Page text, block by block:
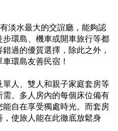
淡水最大的交誼廳，能夠認
環島、機車或開車旅行等都
過的優質選擇，除此之外，
環島友善民宿！
人、雙人和親子家庭套房等
。多人房內的每個床位備有
自在享受獨處時光。而套房
使旅人能在此徹底放鬆身